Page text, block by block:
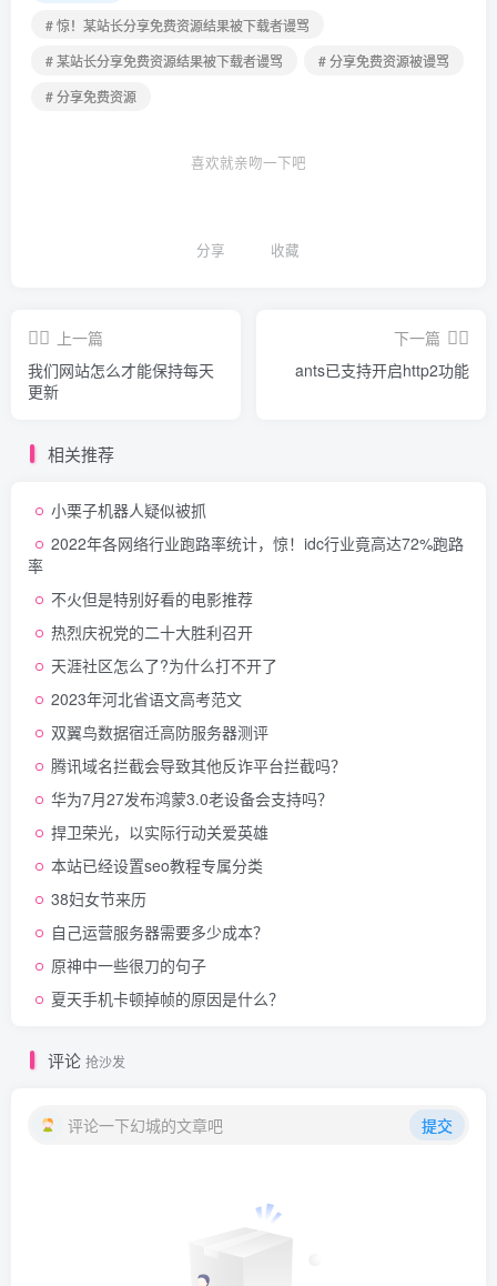
# 惊！某站长分享免费资源结果被下载者谩骂
# 某站长分享免费资源结果被下载者谩骂
# 分享免费资源被谩骂
# 分享免费资源
喜欢就亲吻一下吧
分享 收藏
上一篇
我们网站怎么才能保持每天
更新
下一篇
ants已支持开启http2功能
相关推荐
小栗子机器人疑似被抓
2022年各网络行业跑路率统计，惊！idc行业竟高达72%跑路
率
不火但是特别好看的电影推荐
热烈庆祝党的二十大胜利召开
天涯社区怎么了?为什么打不开了
2023年河北省语文高考范文
双翼鸟数据宿迁高防服务器测评
腾讯域名拦截会导致其他反诈平台拦截吗？
华为7月27发布鸿蒙3.0老设备会支持吗？
捍卫荣光，以实际行动关爱英雄
本站已经设置seo教程专属分类
38妇女节来历
自己运营服务器需要多少成本？
原神中一些很刀的句子
夏天手机卡顿掉帧的原因是什么？
评论 抢沙发
评论一下幻城的文章吧 提交